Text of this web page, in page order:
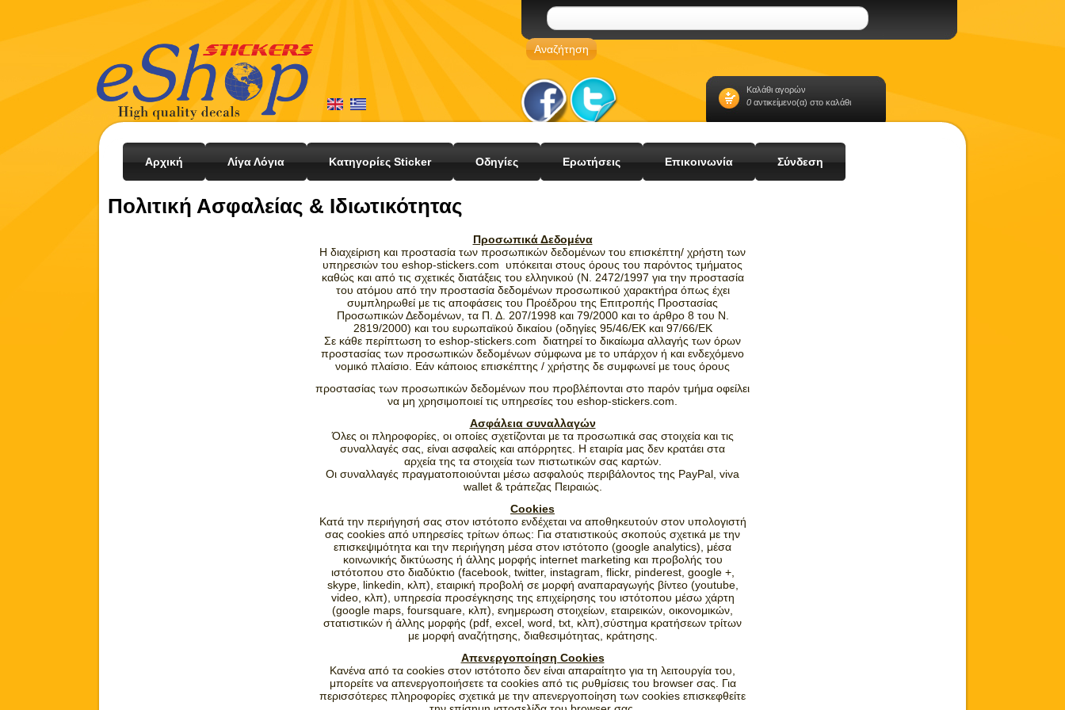
Καλάθι αγορών
0 αντικείμενο(α) στο καλάθι
Αρχική Λίγα Λόγια Κατηγορίες Sticker Οδηγίες Ερωτήσεις Επικοινωνία Σύνδεση
Πολιτική Ασφαλείας & Ιδιωτικότητας
Προσωπικά Δεδομένα
Η διαχείριση και προστασία των προσωπικών δεδομένων του επισκέπτη/ χρήστη των
υπηρεσιών του eshop-stickers.com υπόκειται στους όρους του παρόντος τμήματος
καθώς και από τις σχετικές διατάξεις του ελληνικού (Ν. 2472/1997 για την προστασία
του ατόμου από την προστασία δεδομένων προσωπικού χαρακτήρα όπως έχει
συμπληρωθεί με τις αποφάσεις του Προέδρου της Επιτροπής Προστασίας
Προσωπικών Δεδομένων, τα Π. Δ. 207/1998 και 79/2000 και το άρθρο 8 του Ν.
2819/2000) και του ευρωπαϊκού δικαίου (οδηγίες 95/46/ΕΚ και 97/66/ΕΚ
Σε κάθε περίπτωση το eshop-stickers.com διατηρεί το δικαίωμα αλλαγής των όρων
προστασίας των προσωπικών δεδομένων σύμφωνα με το υπάρχον ή και ενδεχόμενο
νομικό πλαίσιο. Εάν κάποιος επισκέπτης / χρήστης δε συμφωνεί με τους όρους
προστασίας των προσωπικών δεδομένων που προβλέπονται στο παρόν τμήμα οφείλει
να μη χρησιμοποιεί τις υπηρεσίες του eshop-stickers.com.
Ασφάλεια συναλλαγών
Όλες οι πληροφορίες, οι οποίες σχετίζονται με τα προσωπικά σας στοιχεία και τις
συναλλαγές σας, είναι ασφαλείς και απόρρητες. Η εταιρία μας δεν κρατάει στα
αρχεία της τα στοιχεία των πιστωτικών σας καρτών.
Οι συναλλαγές πραγματοποιούνται μέσω ασφαλούς περιβάλοντος της PayPal, viva
wallet & τράπεζας Πειραιώς.
Cookies
Κατά την περιήγησή σας στον ιστότοπο ενδέχεται να αποθηκευτούν στον υπολογιστή
σας cookies από υπηρεσίες τρίτων όπως: Για στατιστικούς σκοπούς σχετικά με την
επισκεψιμότητα και την περιήγηση μέσα στον ιστότοπο (google analytics), μέσα
κοινωνικής δικτύωσης ή άλλης μορφής internet marketing και προβολής του
ιστότοπου στο διαδύκτιο (facebook, twitter, instagram, flickr, pinderest, google +,
skype, linkedin, κλπ), εταιρική προβολή σε μορφή αναπαραγωγής βίντεο (youtube,
video, κλπ), υπηρεσία προσέγκησης της επιχείρησης του ιστότοπου μέσω χάρτη
(google maps, foursquare, κλπ), ενημερωση στοιχείων, εταιρεικών, οικονομικών,
στατιστικών ή άλλης μορφής (pdf, excel, word, txt, κλπ),σύστημα κρατήσεων τρίτων
με μορφή αναζήτησης, διαθεσιμότητας, κράτησης.
Απενεργοποίηση Cookies
Κανένα από τα cookies στον ιστότοπο δεν είναι απαραίτητο για τη λειτουργία του,
μπορείτε να απενεργοποιήσετε τα cookies από τις ρυθμίσεις του browser σας. Για
περισσότερες πληροφορίες σχετικά με την απενεργοποίηση των cookies επισκεφθείτε